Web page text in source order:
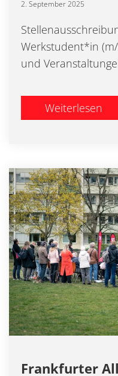
2. September 2025
Werkstudent*in
und
Weiterlesen
Frankfurter